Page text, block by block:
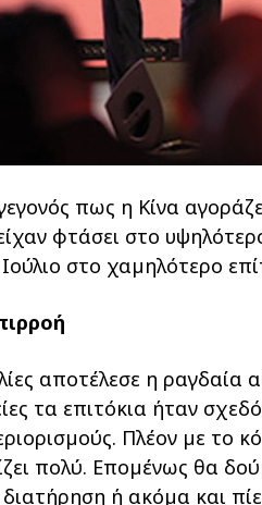
πως η Κίνα
φτάσει στο
στο χαµηλότερο
αποτέλεσε η
τα επιτόκια ήταν
Πλέον µε
πολύ. Εποµένως θα
ή ακόµα και